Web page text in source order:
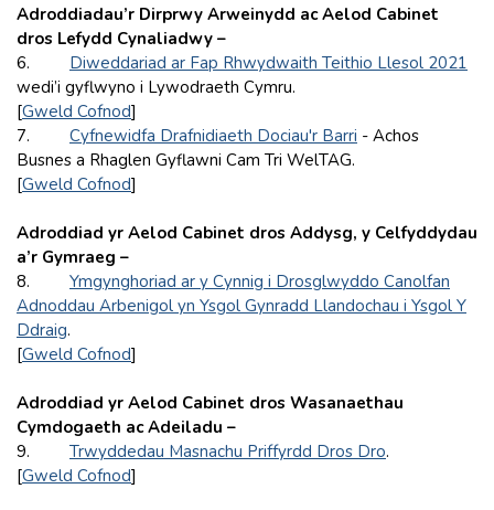
Adroddiadau’r Dirprwy Arweinydd ac Aelod Cabinet
dros Lefydd Cynaliadwy –
6. Diweddariad ar Fap Rhwydwaith Teithio Llesol 2021
wedi’i gyflwyno i Lywodraeth Cymru.
[Gweld Cofnod]
7. Cyfnewidfa Drafnidiaeth Dociau'r Barri - Achos
Busnes a Rhaglen Gyflawni Cam Tri WelTAG.
[Gweld Cofnod]
Adroddiad yr Aelod Cabinet dros Addysg, y Celfyddydau
a’r Gymraeg –
8. Ymgynghoriad ar y Cynnig i Drosglwyddo Canolfan
Adnoddau Arbenigol yn Ysgol Gynradd Llandochau i Ysgol Y
Ddraig.
[Gweld Cofnod]
Adroddiad yr Aelod Cabinet dros Wasanaethau
Cymdogaeth ac Adeiladu –
9. Trwyddedau Masnachu Priffyrdd Dros Dro.
[Gweld Cofnod]